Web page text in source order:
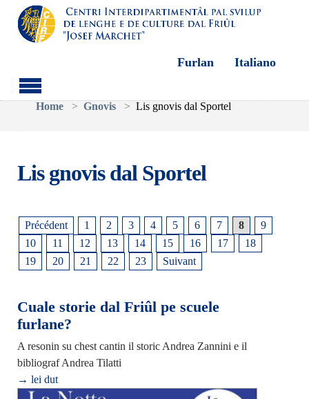
Aller au contenu principal
Furlan Italiano
Vous êtes ici:
Home
Gnovis Lis gnovis dal Sportel
Lis gnovis dal Sportel
Précédent 1 2 3 4 5 6 7 8
9
10
11 12 13 14 15 16 17
18
19
20 21 22 23 Suivant
Cuale storie dal Friûl pe scuele
furlane?
A resonin su chest cantin il storic Andrea Zannini e il
bibliograf Andrea Tilatti
→ lei dut